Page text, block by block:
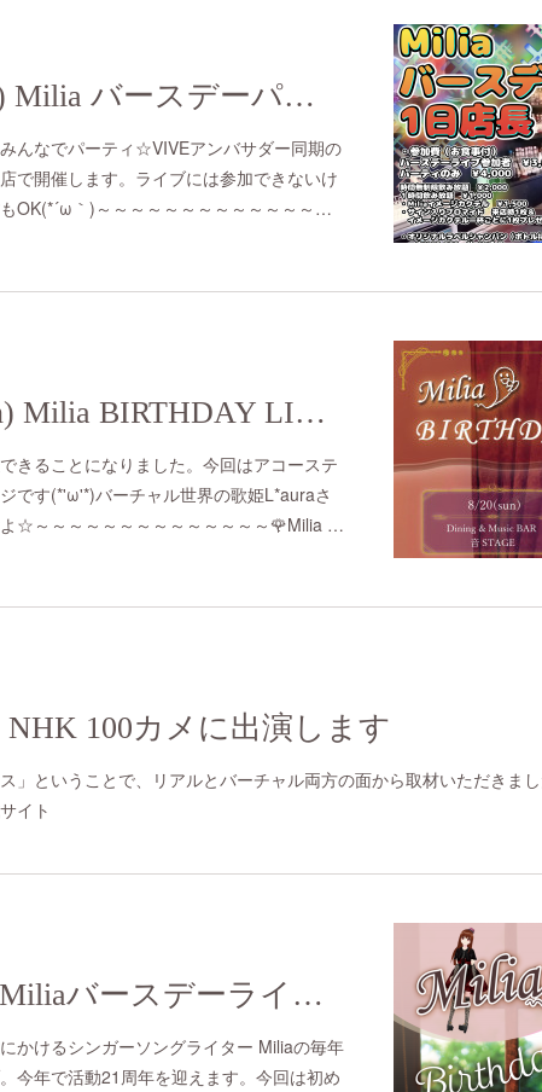
2023/8/20(sun) Milia バースデーパーティ
んなでパーティ☆VIVEアンバサダー同期の
で開催します。ライブには参加できないけ
OK(*´ω｀)～～～～～～～～～～～～～…
2023/8/20 (sun) Milia BIRTHDAY LIVE 2023
きることになりました。今回はアコーステ
です(*'ω'*)バーチャル世界の歌姫L*auraさ
☆～～～～～～～～～～～～～～🌹Milia …
NHK 100カメに出演します
」ということで、リアルとバーチャル両方の面から取材いただきま
イト
2022/8/7(sun) Miliaバースデーライブ 2022
かけるシンガーソングライター Miliaの毎年
今年で活動21周年を迎えます。今回は初め